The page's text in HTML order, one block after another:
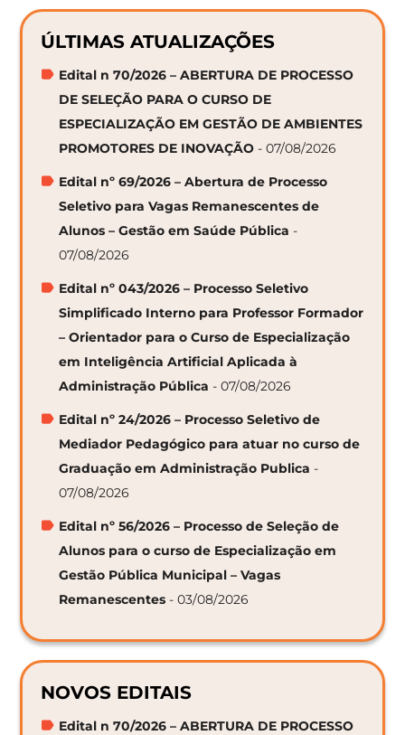
ÚLTIMAS ATUALIZAÇÕES
Edital n 70/2026 – ABERTURA DE PROCESSO
DE SELEÇÃO PARA O CURSO DE
ESPECIALIZAÇÃO EM GESTÃO DE AMBIENTES
PROMOTORES DE INOVAÇÃO - 07/08/2026
Edital nº 69/2026 – Abertura de Processo
Seletivo para Vagas Remanescentes de
Alunos – Gestão em Saúde Pública -
07/08/2026
Edital nº 043/2026 – Processo Seletivo
Simplificado Interno para Professor Formador
– Orientador para o Curso de Especialização
em Inteligência Artificial Aplicada à
Administração Pública - 07/08/2026
Edital nº 24/2026 – Processo Seletivo de
Mediador Pedagógico para atuar no curso de
Graduação em Administração Publica -
07/08/2026
Edital nº 56/2026 – Processo de Seleção de
Alunos para o curso de Especialização em
Gestão Pública Municipal – Vagas
Remanescentes - 03/08/2026
NOVOS EDITAIS
Edital n 70/2026 – ABERTURA DE PROCESSO